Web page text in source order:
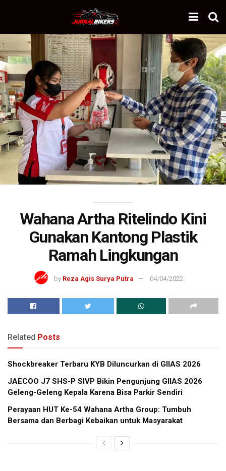
Wahana Artha Ritelindo Kini
Gunakan Kantong Plastik
Ramah Lingkungan
by Reza Agis Surya Putra 04/04/2022
Related Posts
Shockbreaker Terbaru KYB Diluncurkan di GIIAS 2026
JAECOO J7 SHS-P SIVP Bikin Pengunjung GIIAS 2026
Geleng-Geleng Kepala Karena Bisa Parkir Sendiri
Perayaan HUT Ke-54 Wahana Artha Group: Tumbuh
Bersama dan Berbagi Kebaikan untuk Masyarakat